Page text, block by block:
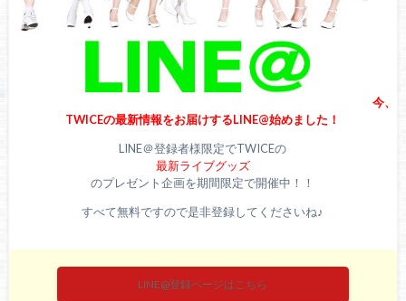
今、
TWICEの最新情報をお届けするLINE@始めました！
LINE＠登録者様限定でTWICEの
最新ライブグッズ
のプレゼント企画を期間限定で開催中！！
すべて無料ですので是非登録してくださいね♪
LINE@登録ページはこちら